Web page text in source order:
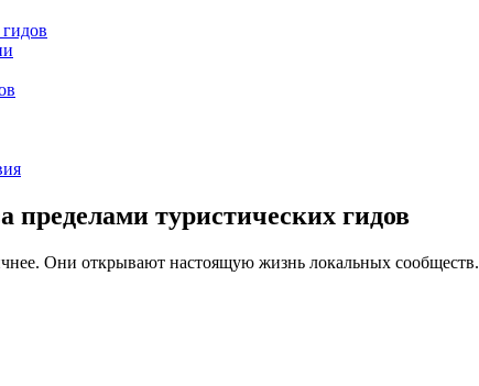
туристических гидов
Они открывают настоящую жизнь локальных сообществ.